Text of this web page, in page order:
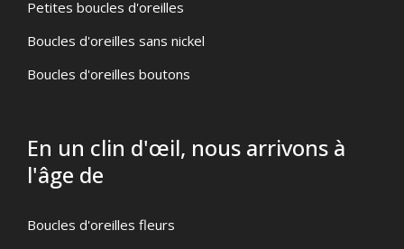
Petites boucles d'oreilles
Boucles d'oreilles sans nickel
Boucles d'oreilles boutons
En un clin d'œil, nous arrivons à
l'âge de
Boucles d'oreilles fleurs